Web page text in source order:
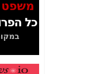
מוכיחים
לאיש הלא
עובדות
המוסתרים
בזק? -כאן